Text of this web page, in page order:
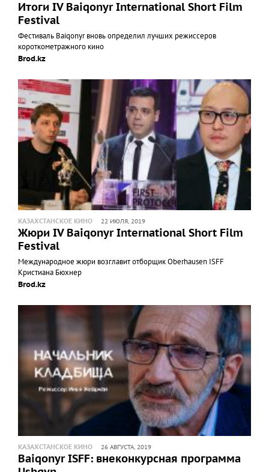
Итоги IV Baiqonyr International Short Film
Festival
Фестиваль Baiqonyr вновь определил лучших режиссеров
короткометражного кино
Brod.kz
КАЗАХСТАНСКОЕ КИНО 22 ИЮЛЯ, 2019
Жюри IV Baiqonyr International Short Film
Festival
Международное жюри возглавит отборщик Oberhausen ISFF
Кристиана Бюхнер
Brod.kz
КАЗАХСТАНСКОЕ КИНО 26 АВГУСТА, 2019
Baiqonyr ISFF: внеконкурсная программа